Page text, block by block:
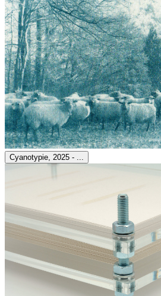
Cyanotypie, 2025 - ...